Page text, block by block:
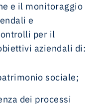
e il monitoraggio
e
per il
aziendali di:
sociale;
dei processi